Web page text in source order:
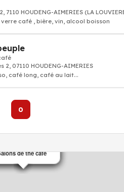
7110 HOUDENG-AIMERIES (LA
café , bière, vin, alcool boisson
2, 07110 HOUDENG-AIMERIES
café long, café au lait...
0
de thé café
de thé café
de thé café